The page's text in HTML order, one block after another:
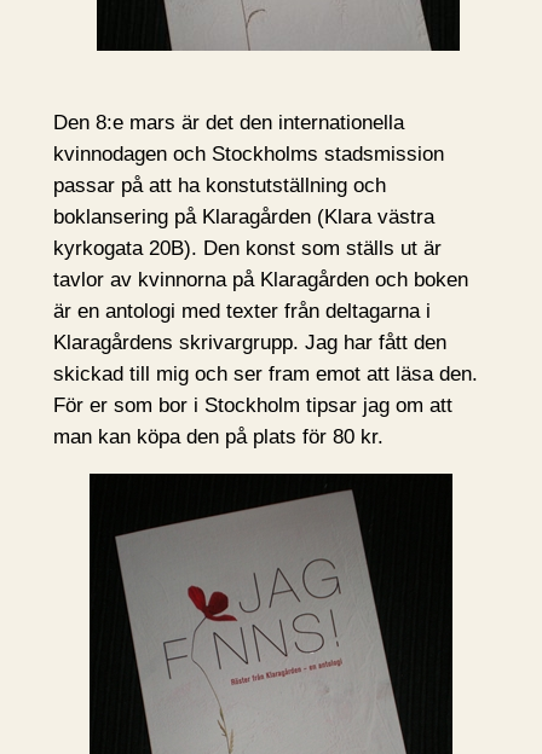
Den 8:e mars är det den internationella
kvinnodagen och Stockholms stadsmission
passar på att ha konstutställning och
boklansering på Klaragården (Klara västra
kyrkogata 20B). Den konst som ställs ut är
tavlor av kvinnorna på Klaragården och boken
är en antologi med texter från deltagarna i
Klaragårdens skrivargrupp. Jag har fått den
skickad till mig och ser fram emot att läsa den.
För er som bor i Stockholm tipsar jag om att
man kan köpa den på plats för 80 kr.